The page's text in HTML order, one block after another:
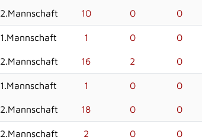
2.Mannschaft 10 0 0
1.Mannschaft 1 0 0
2.Mannschaft 16 2 0
1.Mannschaft 1 0 0
2.Mannschaft 18 0 0
2.Mannschaft 2 0 0